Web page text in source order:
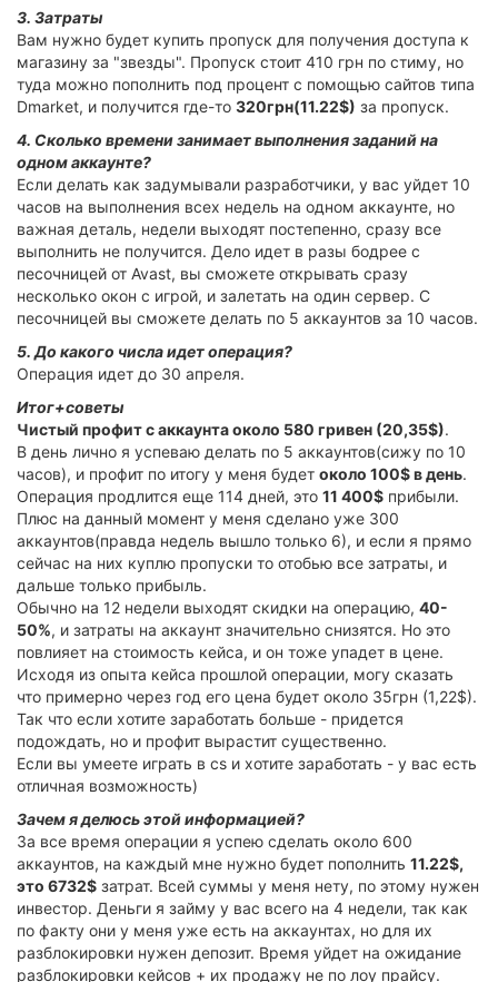
3. Затраты
Вам нужно будет купить пропуск для получения доступа к
магазину за "звезды". Пропуск стоит 410 грн по стиму, но
туда можно пополнить под процент с помощью сайтов типа
Dmarket, и получится где-то 320грн(11.22$) за пропуск.
4. Сколько времени занимает выполнения заданий на
одном аккаунте?
Если делать как задумывали разработчики, у вас уйдет 10
часов на выполнения всех недель на одном аккаунте, но
важная деталь, недели выходят постепенно, сразу все
выполнить не получится. Дело идет в разы бодрее с
песочницей от Avast, вы сможете открывать сразу
несколько окон с игрой, и залетать на один сервер. С
песочницей вы сможете делать по 5 аккаунтов за 10 часов.
5. До какого числа идет операция?
Операция идет до 30 апреля.
Итог+советы
Чистый профит с аккаунта около 580 гривен (20,35$).
В день лично я успеваю делать по 5 аккаунтов(сижу по 10
часов), и профит по итогу у меня будет около 100$ в день.
Операция продлится еще 114 дней, это 11 400$ прибыли.
Плюс на данный момент у меня сделано уже 300
аккаунтов(правда недель вышло только 6), и если я прямо
сейчас на них куплю пропуски то отобью все затраты, и
дальше только прибыль.
Обычно на 12 недели выходят скидки на операцию, 40-
50%, и затраты на аккаунт значительно снизятся. Но это
повлияет на стоимость кейса, и он тоже упадет в цене.
Исходя из опыта кейса прошлой операции, могу сказать
что примерно через год его цена будет около 35грн (1,22$).
Так что если хотите заработать больше - придется
подождать, но и профит вырастит существенно.
Если вы умеете играть в cs и хотите заработать - у вас есть
отличная возможность)
Зачем я делюсь этой информацией?
За все время операции я успею сделать около 600
аккаунтов, на каждый мне нужно будет пополнить 11.22$,
это 6732$ затрат. Всей суммы у меня нету, по этому нужен
инвестор. Деньги я займу у вас всего на 4 недели, так как
по факту они у меня уже есть на аккаунтах, но для их
разблокировки нужен депозит. Время уйдет на ожидание
разблокировки кейсов + их продажу не по лоу прайсу.